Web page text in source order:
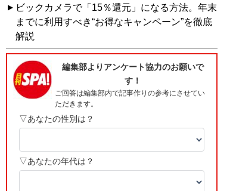
ビックカメラで「15％還元」になる方法。年末
までに利用すべき“お得なキャンペーン”を徹底
解説